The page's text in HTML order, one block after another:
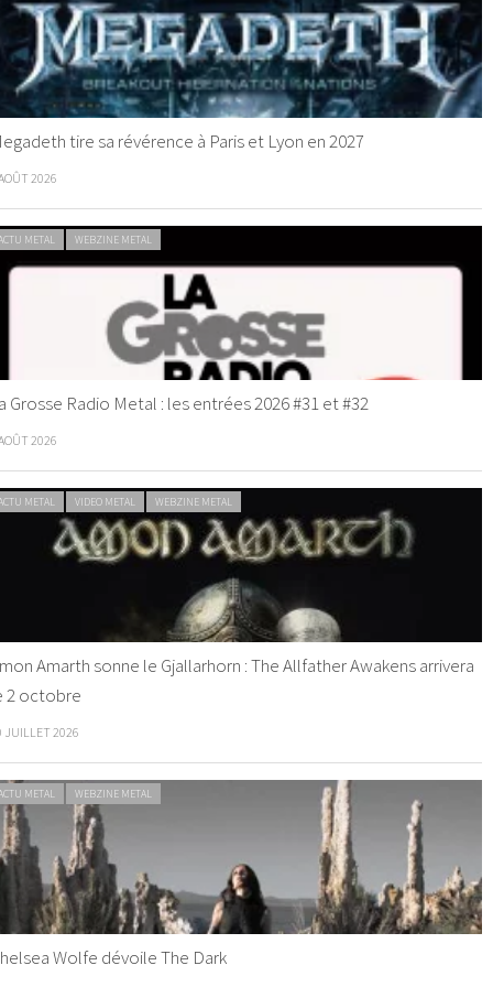
tire sa révérence à Paris et Lyon en 2027
2026
METAL WEBZINE METAL
Grosse Radio Metal : les entrées 2026 #31 et #32
2026
METAL VIDEO METAL WEBZINE METAL
Amarth sonne le Gjallarhorn : The Allfather Awakens arrivera
2 octobre
JUILLET 2026
METAL WEBZINE METAL
Wolfe dévoile The Dark